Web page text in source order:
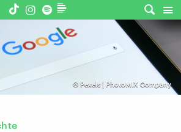
© Pexels | PhotoMIX Company